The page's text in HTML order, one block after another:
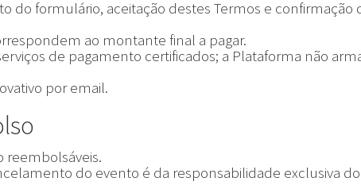
do formulário, aceitação destes Termos e confirmação
ao montante final a pagar.
de pagamento certificados; a Plataforma não
por email.
reembolsáveis.
do evento é da responsabilidade exclusiva do